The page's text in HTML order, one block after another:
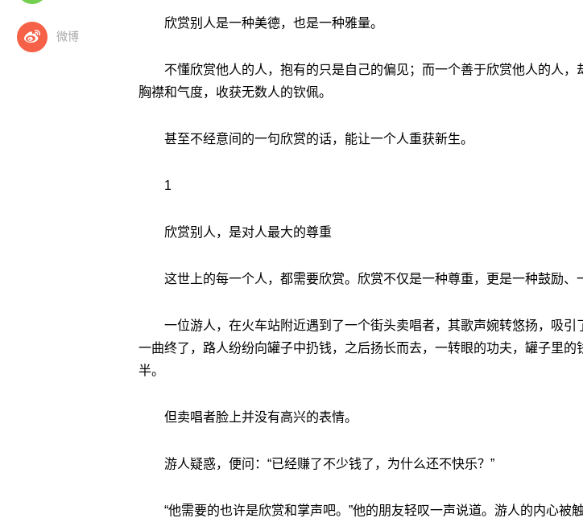
微博
欣赏别人是一种美德，也是一种雅量。
不懂欣赏他人的人，抱有的只是自己的偏见；而一个善于欣赏他人的人，
胸襟和气度，收获无数人的钦佩。
甚至不经意间的一句欣赏的话，能让一个人重获新生。
1
欣赏别人，是对人最大的尊重
这世上的每一个人，都需要欣赏。欣赏不仅是一种尊重，更是一种鼓励、
一位游人，在火车站附近遇到了一个街头卖唱者，其歌声婉转悠扬，吸引
一曲终了，路人纷纷向罐子中扔钱，之后扬长而去，一转眼的功夫，罐子里的
半。
但卖唱者脸上并没有高兴的表情。
游人疑惑，便问：“已经赚了不少钱了，为什么还不快乐？”
“他需要的也许是欣赏和掌声吧。”他的朋友轻叹一声说道。游人的内心被